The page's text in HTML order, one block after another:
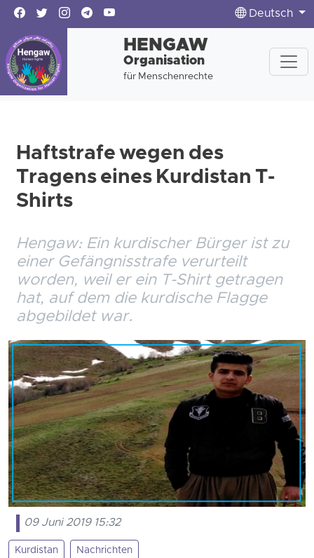
Deutsch
HENGAW
Organisation
für Menschenrechte
Haftstrafe wegen des
Tragens eines Kurdistan T-
Shirts
Hengaw: Ein kurdischer Bürger ist zu
einer Gefängnisstrafe verurteilt
worden, weil er ein T-Shirt getragen
hat, auf dem die kurdische Flagge
abgebildet war.
09 Juni 2019 15:32
Kurdistan Nachrichten